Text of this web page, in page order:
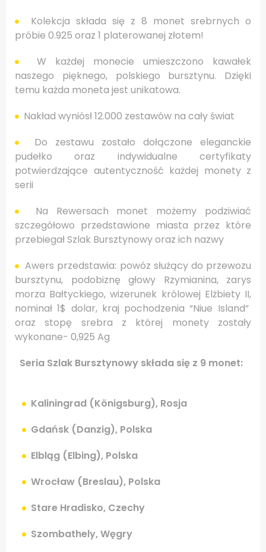
Kolekcja składa się z 8 monet srebrnych o
próbie 0.925 oraz 1 platerowanej złotem!
W każdej monecie umieszczono kawałek
naszego pięknego, polskiego bursztynu. Dzięki
temu każda moneta jest unikatowa.
Nakład wyniósł12.000 zestawów na cały świat
Do zestawu zostało dołączone eleganckie
pudełko oraz indywidualne certyfikaty
potwierdzające autentyczność każdej monety z
serii
Na Rewersach monet możemy podziwiać
szczegółowo przedstawione miasta przez które
przebiegał Szlak Bursztynowy oraz ich nazwy
Awers przedstawia: powóz służący do przewozu
bursztynu, podobiznę głowy Rzymianina, zarys
morza Bałtyckiego,wizerunek królowej Elżbiety II,
nominał 1$ dolar,kraj pochodzenia “Niue Island”
oraz stopę srebra z której monety zostały
wykonane- 0,925 Ag
Seria Szlak Bursztynowy składa się z 9 monet:
Kaliningrad (Königsburg), Rosja
Gdańsk (Danzig), Polska
Elbląg (Elbing), Polska
Wrocław (Breslau), Polska
Stare Hradisko, Czechy
Szombathely, Węgry